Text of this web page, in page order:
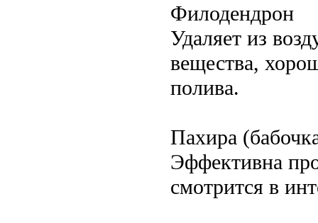
Филодендрон
Удаляет из
вещества,
полива.
Пахира
Эффективна
смотрится в